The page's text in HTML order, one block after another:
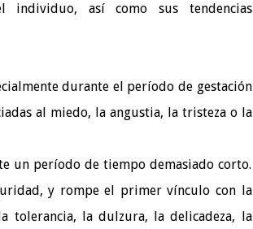
individuo, así como sus tendencias
durante el período de gestación
al miedo, la angustia, la tristeza o la
un período de tiempo demasiado corto.
y rompe el primer vínculo con la
tolerancia, la dulzura, la delicadeza, la